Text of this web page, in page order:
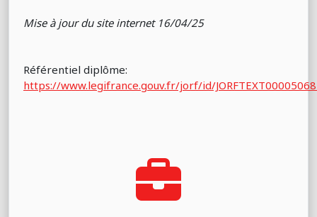
Mise à jour du site internet 16/04/25
Référentiel diplôme:
https://www.legifrance.gouv.fr/jorf/id/